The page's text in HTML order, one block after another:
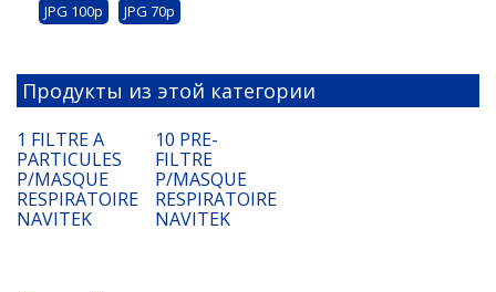
JPG 100p
JPG 70p
Продукты из этой категории
1 FILTRE A
PARTICULES
P/MASQUE
RESPIRATOIRE
NAVITEK
10 PRE-
FILTRE
P/MASQUE
RESPIRATOIRE
NAVITEK